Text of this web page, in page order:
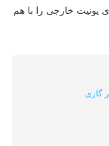
یونیت خارجی را با هم
گازی